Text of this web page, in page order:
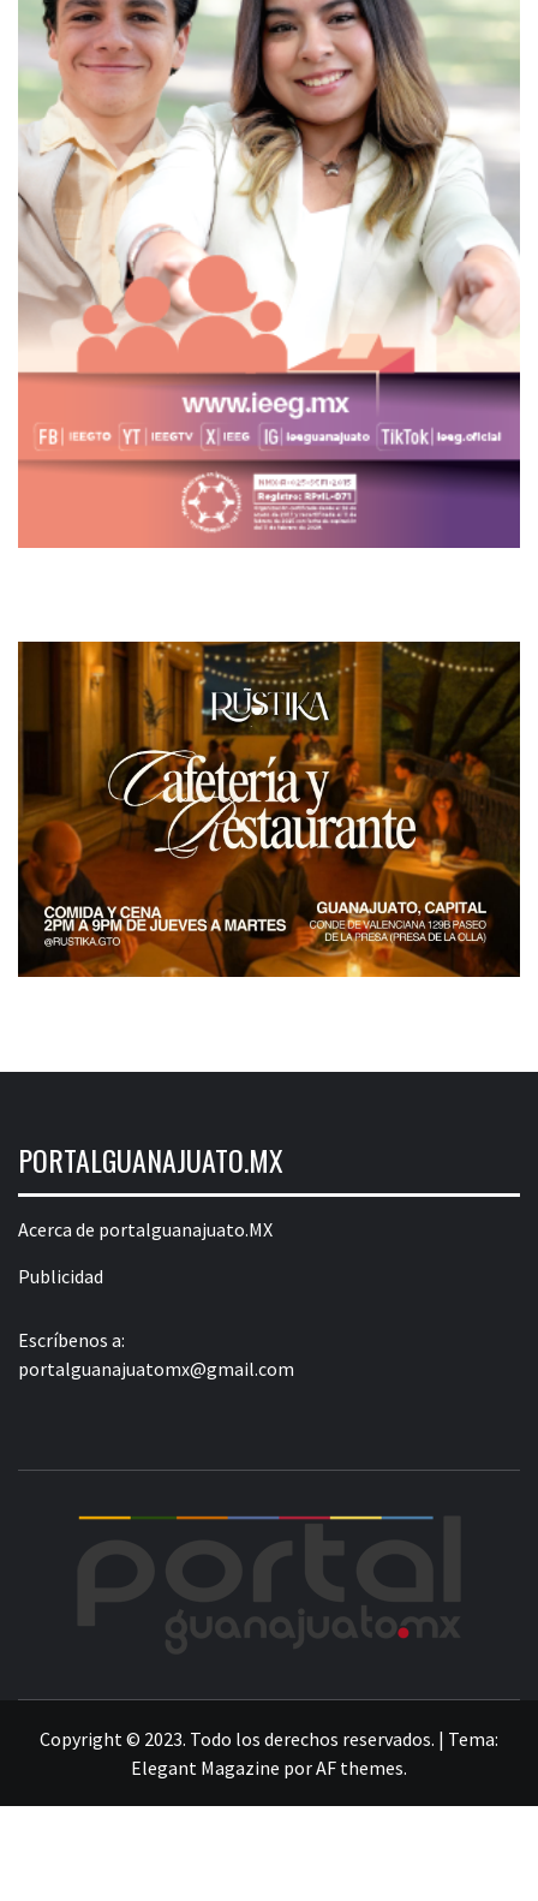
PORTALGUANAJUATO.MX
Acerca de portalguanajuato.MX
Publicidad
Escríbenos a:
portalguanajuatomx@gmail.com
Copyright © 2023. Todo los derechos reservados. | Tema:
Elegant Magazine porAF themes.